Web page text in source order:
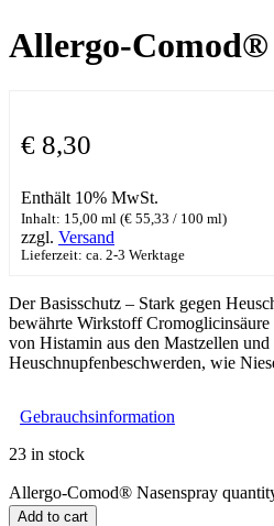
Allergo-Comod®
€ 8,30
Enthält 10% MwSt.
Inhalt: 15,00 ml (€ 55,33 / 100 ml)
zzgl. Versand
Lieferzeit: ca. 2-3 Werktage
Der Basisschutz – Stark gegen
bewährte Wirkstoff
von Histamin aus den Mastzellen
Heuschnupfenbeschwerden, wie
Gebrauchsinformation
23 in stock
Allergo-Comod® Nasenspray
Add to cart